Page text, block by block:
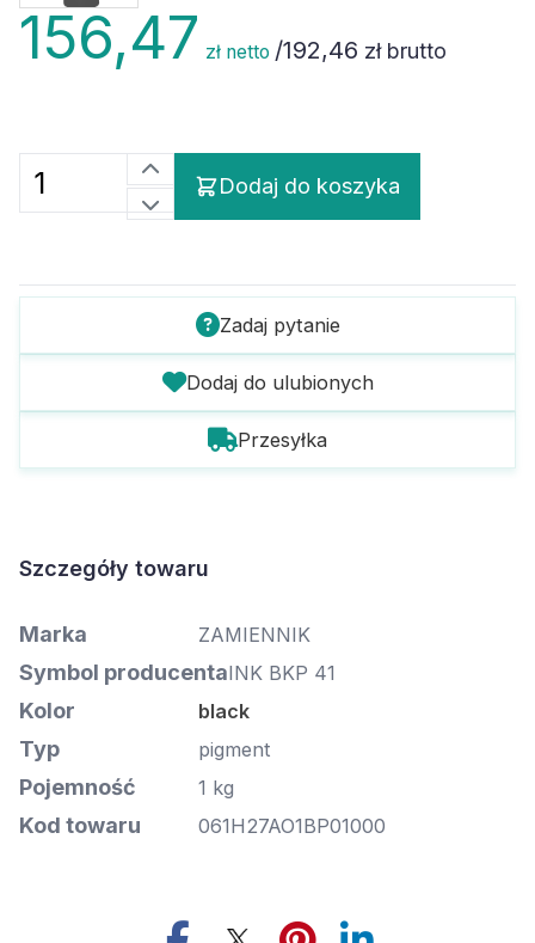
156,47 zł netto /192,46 zł brutto
Dodaj do koszyka
Zadaj pytanie
Dodaj do ulubionych
Przesyłka
Szczegóły towaru
Marka ZAMIENNIK
Symbol producentaINK BKP 41
Kolor black
Typ pigment
Pojemność 1 kg
Kod towaru 061H27AO1BP01000